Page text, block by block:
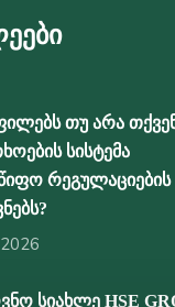
თუ არა
სისტემა
რეგულაციების
სიახლე HSE